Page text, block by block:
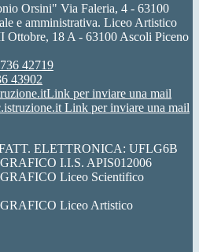
Orsini" Via Faleria, 4 - 63100
e amministrativa. Liceo Artistico
18 A - 63100 Ascoli Piceno
42719
43902
Link per inviare una mail
Link per inviare una mail
ELETTRONICA: UFLG6B
I.I.S. APIS012006
Liceo Scientifico
Liceo Artistico